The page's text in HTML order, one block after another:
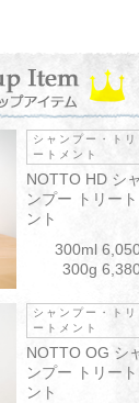
シャンプー・トリ
ートメント
NOTTO HD シャ
ンプー トリート
ント
300ml
300g
シャンプー・トリ
ートメント
NOTTO OG シ
ンプー トリート
ント